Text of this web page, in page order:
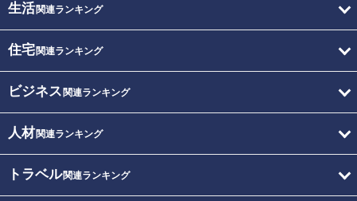
生活関連ランキング
住宅関連ランキング
ビジネス 関連ランキング
人材関連ランキング
トラベル関連ランキング